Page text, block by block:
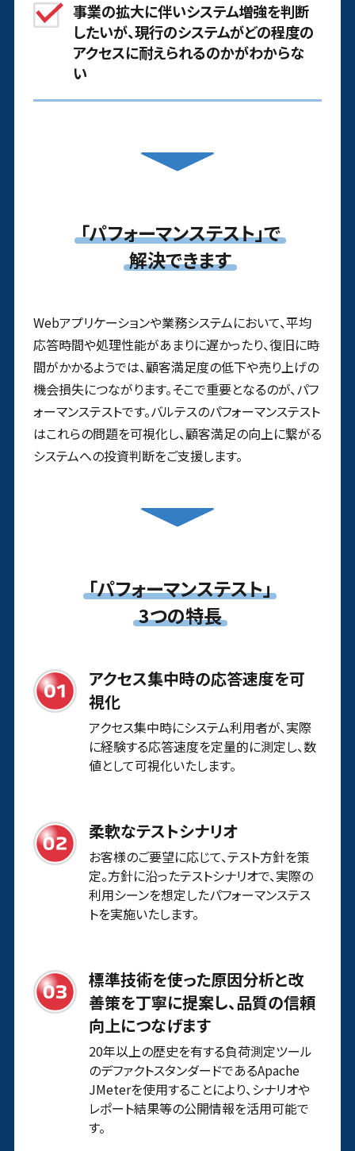
事業の拡大に伴いシステム増強を判断
したいが、現行のシステムがどの程度の
アクセスに耐えられるのかがわからな
い​
「パフォーマンステスト」で
解決できます
Webアプリケーションや業務システムにおいて、平均
応答時間や処理性能があまりに遅かったり、復旧に時
間がかかるようでは、顧客満足度の低下や売り上げの
機会損失につながります。そこで重要となるのが、パフ
ォーマンステストです。バルテスのパフォーマンステスト
はこれらの問題を可視化し、顧客満足の向上に繋がる
システムへの投資判断をご支援します。
「パフォーマンステスト」
3つの特長
アクセス集中時の応答速度を可
視化
アクセス集中時にシステム利用者が、実際
に経験する応答速度を定量的に測定し、数
値として可視化いたします。
柔軟なテストシナリオ
お客様のご要望に応じて、テスト方針を策
定。方針に沿ったテストシナリオで、実際の
利用シーンを想定したパフォーマンステス
トを実施いたします。
標準技術を使った原因分析と改
善策を丁寧に提案し、品質の信頼
向上につなげます
20年以上の歴史を有する負荷測定ツール
のデファクトスタンダードであるApache
JMeterを使用することにより、シナリオや
レポート結果等の公開情報を活用可能で
す。